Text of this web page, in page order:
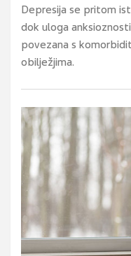
Depresija se pritom
dok uloga
povezana s
obilježjima.